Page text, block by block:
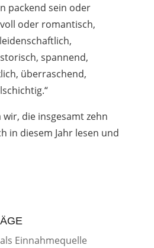
packend sein oder
oder romantisch,
spannend,
überraschend,
die insgesamt zehn
in diesem Jahr lesen und
Einnahmequelle